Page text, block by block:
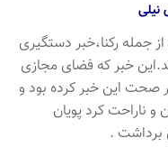
نیلی
از جمله رکنا،خبر دستگیری
خبر که فضای مجازی
صحت این خبر کرده بود و
نگران و ناراحت کرد پویان
برداشت .